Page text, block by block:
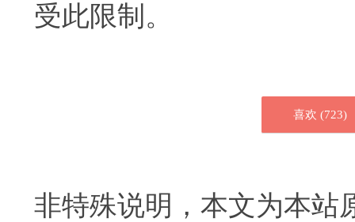
受此限制。
喜欢 (723)
非特殊说明，本文为本站